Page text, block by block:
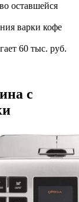
оставшейся
варки кофе
60 тыс. руб.
с